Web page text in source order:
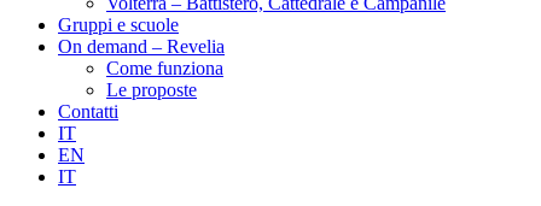
Gruppi e scuole
On demand – Revelia
Come funziona
Le proposte
Contatti
IT
EN
IT